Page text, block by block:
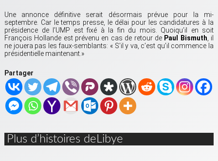
Une annonce définitive serait désormais prévue pour la mi-
septembre. Car le temps presse, le délai pour les candidatures à la
présidence de l’UMP est fixé à la fin du mois. Quoiqu’il en soit
François Hollande est prévenu en cas de retour de Paul Bismuth , il
ne jouera pas les faux-semblants: « S’il y va, c’est qu’il commence la
présidentielle maintenant.»
Partager
Plus d’histoires deLibye